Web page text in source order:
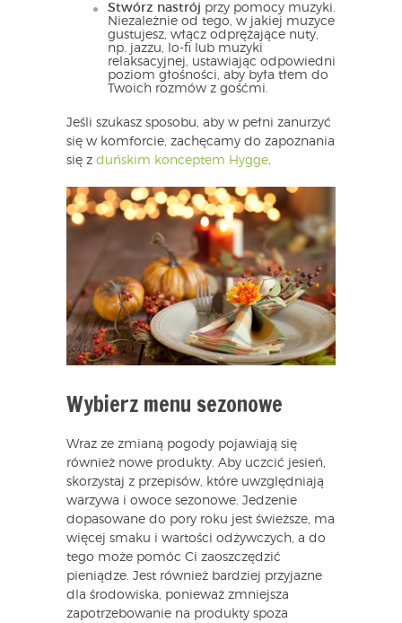
Stwórz nastrój przy pomocy muzyki.
Niezależnie od tego, w jakiej muzyce
gustujesz, włącz odprężające nuty,
np. jazzu, lo-fi lub muzyki
relaksacyjnej, ustawiając odpowiedni
poziom głośności, aby była tłem do
Twoich rozmów z gośćmi.
Jeśli szukasz sposobu, aby w pełni zanurzyć
się w komforcie, zachęcamy do zapoznania
się z duńskim konceptem Hygge
Wybierz menu sezonowe
Wraz ze zmianą pogody pojawiają się
również nowe produkty. Aby uczcić jesień,
skorzystaj z przepisów, które uwzględniają
warzywa i owoce sezonowe. Jedzenie
dopasowane do pory roku jest świeższe, ma
więcej smaku i wartości odżywczych, a do
tego może pomóc Ci zaoszczędzić
pieniądze. Jest również bardziej przyjazne
dla środowiska, ponieważ zmniejsza
zapotrzebowanie na produkty spoza